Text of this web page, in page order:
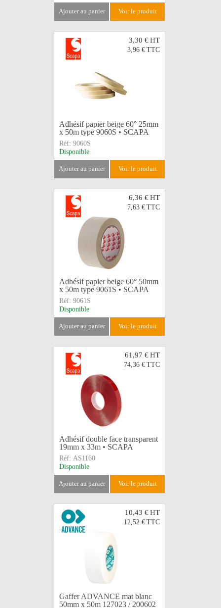
ajouter au panier voir le produit
3,30 €HT
3,96 € TTC
Adhésif papier beige 60° 25mm
x 50m type 9060S • SCAPA
Réf: 9060S
Disponible
ajouter au panier voir le produit
6,36 €HT
7,63 € TTC
Adhésif papier beige 60° 50mm
x 50m type 9061S • SCAPA
Réf: 9061S
Disponible
ajouter au panier voir le produit
61,97 €HT
74,36 € TTC
Adhésif double face transparent
19mm x 33m • SCAPA
Réf: AS1160
Disponible
ajouter au panier voir le produit
10,43 €HT
12,52 € TTC
Gaffer ADVANCE mat blanc
50mm x 50m 127023 / 200602